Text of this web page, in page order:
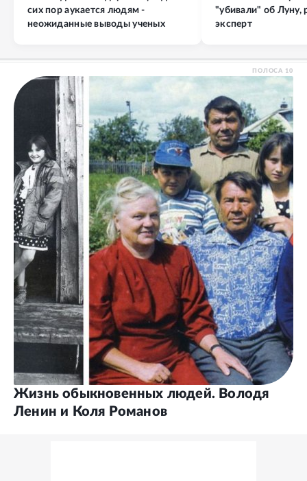
сих пор аукается людям -
неожиданные выводы ученых
"убивали" об Луну,
эксперт
ПОЛОСА 10
Жизнь обыкновенных людей. Володя
Ленин и Коля Романов